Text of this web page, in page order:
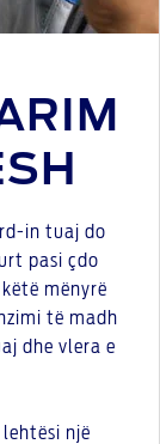
in tuaj do
pasi çdo
mënyrë
të madh
dhe vlera e
një